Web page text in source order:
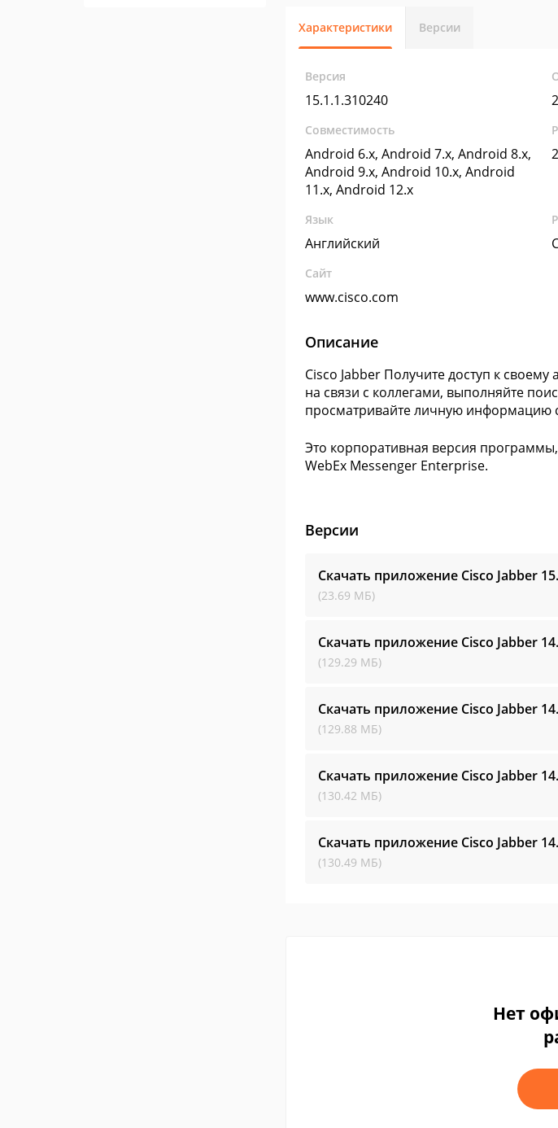
Характеристики Версии
Версия
15.1.1.310240
Совместимость
Android 6.x, Android 7.x, Android 8.x,
Android 9.x, Android 10.x, Android
11.x, Android 12.x
Язык
Английский
Сайт
www.cisco.com
Описание
Cisco Jabber Получите доступ к
на связи с коллегами, выполняйте
просматривайте личную информацию
Это корпоративная версия
WebEx Messenger Enterprise.
Версии
Скачать приложение Cisco Jabber
(23.69 МБ)
Скачать приложение Cisco Jabber
(129.29 МБ)
Скачать приложение Cisco Jabber
(129.88 МБ)
Скачать приложение Cisco Jabber
(130.42 МБ)
Скачать приложение Cisco Jabber
(130.49 МБ)
Нет